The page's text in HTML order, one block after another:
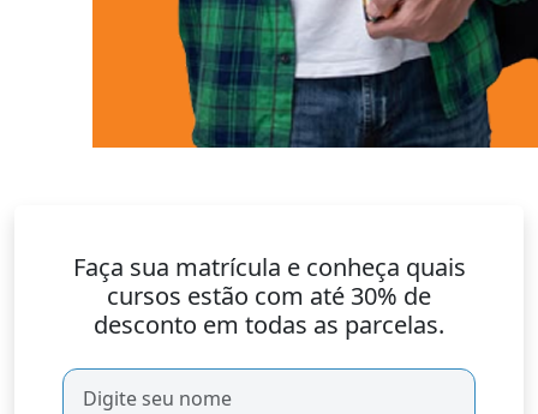
Faça sua matrícula e conheça quais
cursos estão com até 30% de
desconto em todas as parcelas.